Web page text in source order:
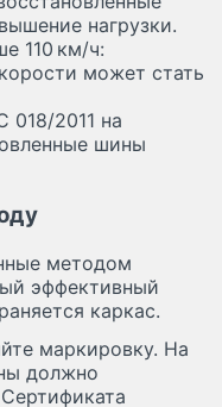
нагрузки.
110 км/ч:
может стать
018/2011 на
шины
методом
эффективный
каркас.
маркировку. На
должно